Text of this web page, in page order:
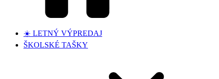
☀️ LETNÝ VÝPREDAJ
ŠKOLSKÉ TAŠKY